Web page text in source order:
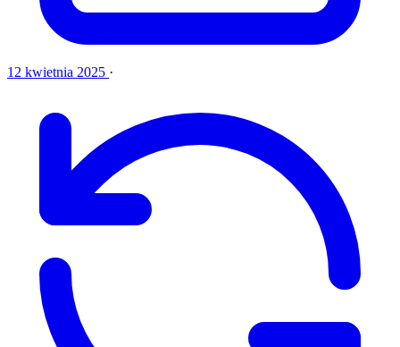
12 kwietnia 2025 ·